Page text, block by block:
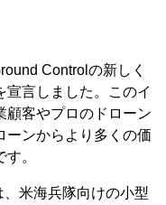
Controlの新しく
言しました。このイ
顧客やプロのドローン
ーンからより多くの価
。
米海兵隊向けの小型